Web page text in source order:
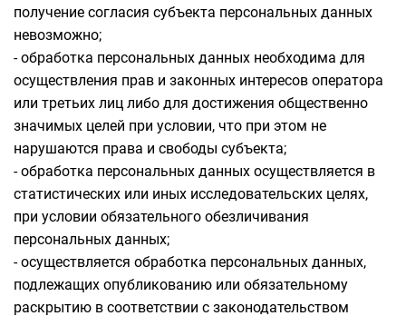
получение согласия субъекта персональных данных
невозможно;
- обработка персональных данных необходима для
осуществления прав и законных интересов оператора
или третьих лиц либо для достижения общественно
значимых целей при условии, что при этом не
нарушаются права и свободы субъекта;
- обработка персональных данных осуществляется в
статистических или иных исследовательских целях,
при условии обязательного обезличивания
персональных данных;
- осуществляется обработка персональных данных,
подлежащих опубликованию или обязательному
раскрытию в соответствии с законодательством